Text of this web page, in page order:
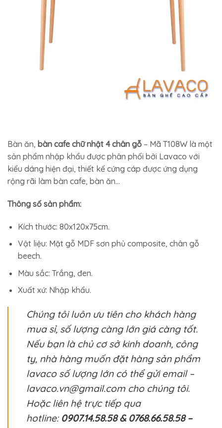
Bàn ăn, bàn cafe chữ nhật 4 chân gỗ – Mã T108W là một
sản phẩm nhập khẩu được phân phối bởi Lavaco với
kiểu dáng hiện đại, thiết kế cứng cáp được ứng dụng
rộng rãi làm bàn cafe, bàn ăn…
Thông số sản phẩm:
Kích thước: 80x120x75cm.
Vật liệu: Mặt gỗ MDF sơn phủ composite, chân gỗ
beech.
Màu sắc: Trắng, đen.
Xuất xứ: Nhập khẩu.
Chúng tôi luôn ưu tiên cho khách hàng
mua sỉ, số lượng càng lớn giá càng tốt.
Nếu bạn là chủ cơ sở kinh doanh, công
ty, nhà hàng muốn đặt hàng sản phẩm
lavaco số lượng lớn có thể gửi email –
lavaco.vn@gmail.com cho chúng tôi.
Hoặc liên hệ trực tiếp qua
hotline: 0907.14.58.58 & 0768.66.58.58 –